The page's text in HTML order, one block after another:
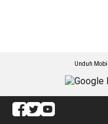
Unduh